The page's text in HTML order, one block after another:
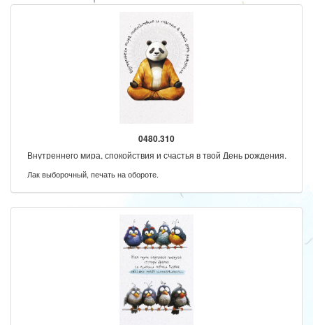
0480.310
Внутреннего мира, спокойствия и счастья в твой День рождения.
Лак выборочный, печать на обороте.